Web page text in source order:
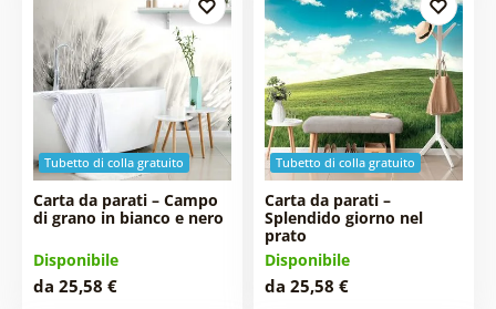
Tubetto di colla gratuito
Carta da parati – Campo
di grano in bianco e nero
Disponibile
da 25,58 €
Tubetto di colla gratuito
Carta da parati –
Splendido giorno nel
prato
Disponibile
da 25,58 €